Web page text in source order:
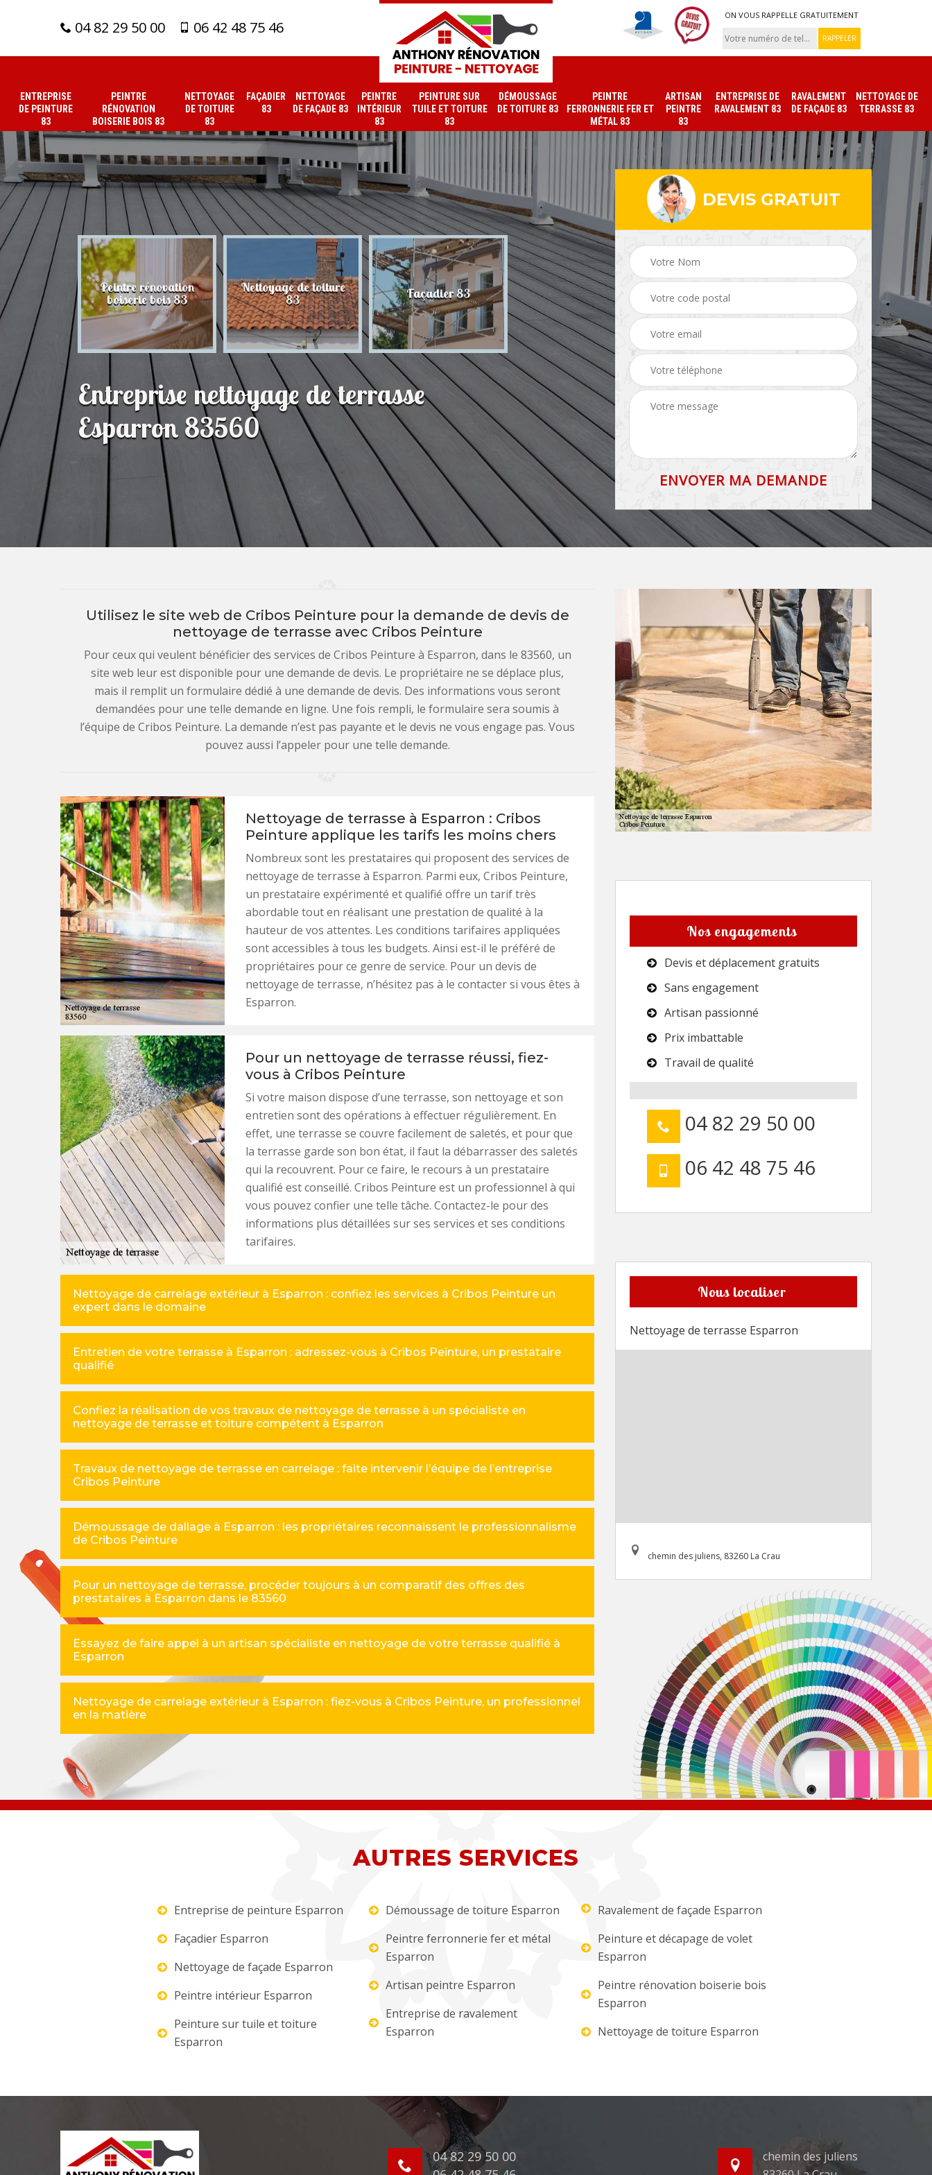
04 82 29 50 00 06 42 48 75 46
ON VOUS RAPPELLE GRATUITEMENT
ENTREPRISE
DE PEINTURE
83
PEINTRE
RÉNOVATION
BOISERIE BOIS 83
NETTOYAGE
DE TOITURE
83
FAÇADIER
83
NETTOYAGE
DE FAÇADE 83
PEINTRE
INTÉRIEUR
83
PEINTURE SUR
TUILE ET TOITURE
83
DÉMOUSSAGE
DE TOITURE 83
PEINTRE
FERRONNERIE FER ET
MÉTAL 83
ARTISAN
PEINTRE
83
ENTREPRISE DE
RAVALEMENT 83
RAVALEMENT
DE FAÇADE 83
NETTOYAGE DE
TERRASSE 83
peinture Peintre rénovation
boiserie bois 83
Nettoyage de toiture
83 Façadier 83 Nettoyage de façade
83 Peintre intérieur 83 Peinture sur tuile et
toiture 83
Entreprise nettoyage de terrasse
Esparron 83560
DEVIS GRATUIT
Utilisez le site web de Cribos Peinture pour la demande de devis de
nettoyage de terrasse avec Cribos Peinture
Pour ceux qui veulent bénéficier des services de Cribos Peinture à Esparron, dans le 83560, un
site web leur est disponible pour une demande de devis. Le propriétaire ne se déplace plus,
mais il remplit un formulaire dédié à une demande de devis. Des informations vous seront
demandées pour une telle demande en ligne. Une fois rempli, le formulaire sera soumis à
l’équipe de Cribos Peinture. La demande n’est pas payante et le devis ne vous engage pas. Vous
pouvez aussi l’appeler pour une telle demande.
Nettoyage de terrasse à Esparron : Cribos
Peinture applique les tarifs les moins chers
Nombreux sont les prestataires qui proposent des services de
nettoyage de terrasse à Esparron. Parmi eux, Cribos Peinture,
un prestataire expérimenté et qualifié offre un tarif très
abordable tout en réalisant une prestation de qualité à la
hauteur de vos attentes. Les conditions tarifaires appliquées
sont accessibles à tous les budgets. Ainsi est-il le préféré de
propriétaires pour ce genre de service. Pour un devis de
nettoyage de terrasse, n’hésitez pas à le contacter si vous êtes à
Esparron.
Pour un nettoyage de terrasse réussi, fiez-
vous à Cribos Peinture
Si votre maison dispose d’une terrasse, son nettoyage et son
entretien sont des opérations à effectuer régulièrement. En
effet, une terrasse se couvre facilement de saletés, et pour que
la terrasse garde son bon état, il faut la débarrasser des saletés
qui la recouvrent. Pour ce faire, le recours à un prestataire
qualifié est conseillé. Cribos Peinture est un professionnel à qui
vous pouvez confier une telle tâche. Contactez-le pour des
informations plus détaillées sur ses services et ses conditions
tarifaires.
Nettoyage de carrelage extérieur à Esparron : confiez les services à Cribos Peinture un
expert dans le domaine
Entretien de votre terrasse à Esparron : adressez-vous à Cribos Peinture, un prestataire
qualifié
Confiez la réalisation de vos travaux de nettoyage de terrasse à un spécialiste en
nettoyage de terrasse et toiture compétent à Esparron
Travaux de nettoyage de terrasse en carrelage : faite intervenir l’équipe de l’entreprise
Cribos Peinture
Démoussage de dallage à Esparron : les propriétaires reconnaissent le professionnalisme
de Cribos Peinture
Pour un nettoyage de terrasse, procéder toujours à un comparatif des offres des
prestataires à Esparron dans le 83560
Essayez de faire appel à un artisan spécialiste en nettoyage de votre terrasse qualifié à
Esparron
Nettoyage de carrelage extérieur à Esparron : fiez-vous à Cribos Peinture, un professionnel
en la matière
Nos engagements
Devis et déplacement gratuits
Sans engagement
Artisan passionné
Prix imbattable
Travail de qualité
04 82 29 50 00
06 42 48 75 46
Nous localiser
Nettoyage de terrasse Esparron
chemin des juliens, 83260 La Crau
AUTRES SERVICES
Entreprise de peinture Esparron
Façadier Esparron
Nettoyage de façade Esparron
Peintre intérieur Esparron
Peinture sur tuile et toiture
Esparron
Démoussage de toiture Esparron
Peintre ferronnerie fer et métal
Esparron
Artisan peintre Esparron
Entreprise de ravalement
Esparron
Ravalement de façade Esparron
Peinture et décapage de volet
Esparron
Peintre rénovation boiserie bois
Esparron
Nettoyage de toiture Esparron
04 82 29 50 00
chemin des juliens